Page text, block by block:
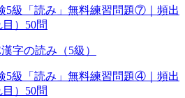
5級「読み」無料練習問題⑦｜頻出
）50問
漢字の読み（5級）
5級「読み」無料練習問題④｜頻出
）50問